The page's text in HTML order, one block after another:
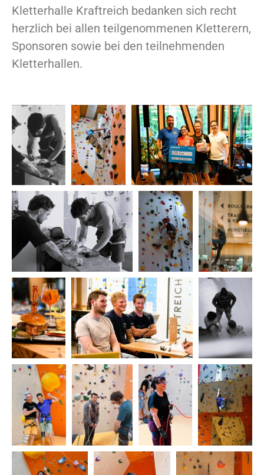
Kletterhalle Kraftreich bedanken sich recht
herzlich bei allen teilgenommenen Kletterern,
Sponsoren sowie bei den teilnehmenden
Kletterhallen.